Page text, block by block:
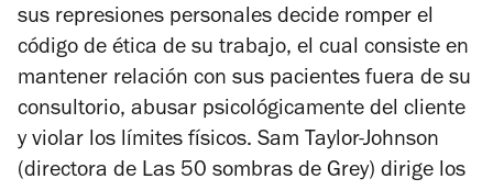
sus represiones personales decide romper el
código de ética de su trabajo, el cual consiste en
mantener relación con sus pacientes fuera de su
consultorio, abusar psicológicamente del cliente
y violar los límites físicos. Sam Taylor-Johnson
(directora de Las 50 sombras de Grey) dirige los